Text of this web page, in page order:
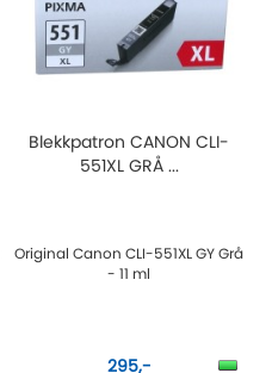
Blekkpatron CANON CLI-
551XL GRÅ ...
Original Canon CLI-551XL GY Grå
- 11 ml
295,-